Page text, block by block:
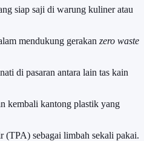
siap saji di warung kuliner atau
mendukung gerakan zero waste
di pasaran antara lain tas kain
kembali kantong plastik yang
(TPA) sebagai limbah sekali pakai.